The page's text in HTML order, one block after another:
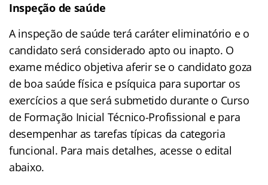
Inspeção de saúde
A inspeção de saúde terá caráter eliminatório e o
candidato será considerado apto ou inapto. O
exame médico objetiva aferir se o candidato goza
de boa saúde física e psíquica para suportar os
exercícios a que será submetido durante o Curso
de Formação Inicial Técnico-Profissional e para
desempenhar as tarefas típicas da categoria
funcional. Para mais detalhes, acesse o edital
abaixo.